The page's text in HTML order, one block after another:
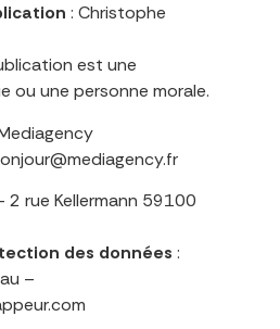
: Christophe
est une
ou une personne morale.
2 rue Kellermann 59100
des données :
–